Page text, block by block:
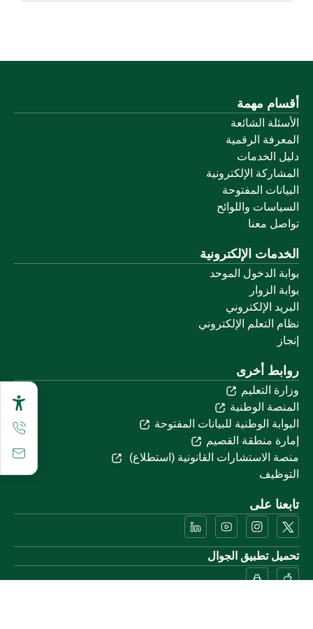
أقسام مهمة
الأسئلة الشائعة
المعرفة الرقمية
دليل الخدمات
المشاركة الإلكترونية
البيانات المفتوحة
السياسات واللوائح
تواصل معنا
الخدمات الإلكترونية
بوابة الدخول الموحد
بوابة الزوار
البريد الإلكتروني
نظام التعلم الإلكتروني
إنجاز
روابط أخرى
وزارة التعليم
المنصة الوطنية
البوابة الوطنية للبيانات المفتوحة
إمارة منطقة القصيم
منصة الاستشارات القانونية (استطلاع)
التوظيف
تابعنا على
تحميل تطبيق الجوال